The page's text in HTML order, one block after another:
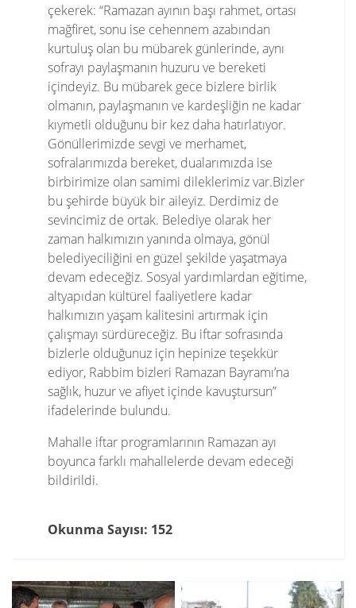
çekerek: “Ramazan ayının başı rahmet, ortası
mağfiret, sonu ise cehennem azabından
kurtuluş olan bu mübarek günlerinde, aynı
sofrayı paylaşmanın huzuru ve bereketi
içindeyiz. Bu mübarek gece bizlere birlik
olmanın, paylaşmanın ve kardeşliğin ne kadar
kıymetli olduğunu bir kez daha hatırlatıyor.
Gönüllerimizde sevgi ve merhamet,
sofralarımızda bereket, dualarımızda ise
birbirimize olan samimi dileklerimiz var.Bizler
bu şehirde büyük bir aileyiz. Derdimiz de
sevincimiz de ortak. Belediye olarak her
zaman halkımızın yanında olmaya, gönül
belediyeciliğini en güzel şekilde yaşatmaya
devam edeceğiz. Sosyal yardımlardan eğitime,
altyapıdan kültürel faaliyetlere kadar
halkımızın yaşam kalitesini artırmak için
çalışmayı sürdüreceğiz. Bu iftar sofrasında
bizlerle olduğunuz için hepinize teşekkür
ediyor, Rabbim bizleri Ramazan Bayramı’na
sağlık, huzur ve afiyet içinde kavuştursun”
ifadelerinde bulundu.
Mahalle iftar programlarının Ramazan ayı
boyunca farklı mahallelerde devam edeceği
bildirildi.
Okunma Sayısı: 152